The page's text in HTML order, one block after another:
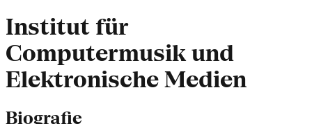
Institut für
Computermusik und
Elektronische Medien
Biografie